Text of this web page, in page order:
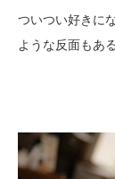
ついつい好きに
ような反面もあ